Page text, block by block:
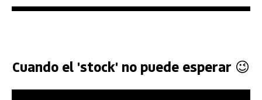
Cuando el 'stock' no puede esperar 😉